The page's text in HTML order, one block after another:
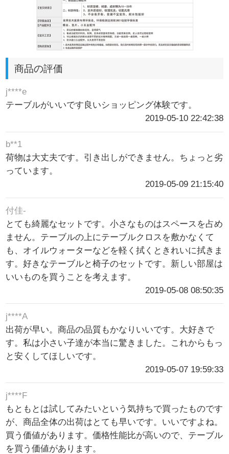
商品の評価
j****e
テーブルがいいです良いショッピング体験です。
2019-05-10 22:42:38
b**1
荷物は大丈夫です。引き出しができません。ちょっと劣
っています。
2019-05-09 21:15:40
付佳-
とても綺麗なセットです。小さなものはスペースを占め
ません。テーブルの上にテーブルクロスを敷かなくて
も、オイルウォーターなどを軽く拭くときれいに拭きま
す。好きなテーブルと椅子のセットです。新しい部屋は
いいものを買うことを考えます。
2019-05-08 08:50:35
j****A
出荷が早い。商品の品質もかなりいいです。大好きで
す。私は小さい子達が本当に驚きました。これからもっ
と安くしてほしいです。
2019-05-07 19:59:33
j****F
もともとは試してみたいという気持ちで買ったものです
が、商品全体の出荷はとても早いです。いいですよね。
買う価値があります。価格性能比が高いので、テーブル
を買う価値があります。